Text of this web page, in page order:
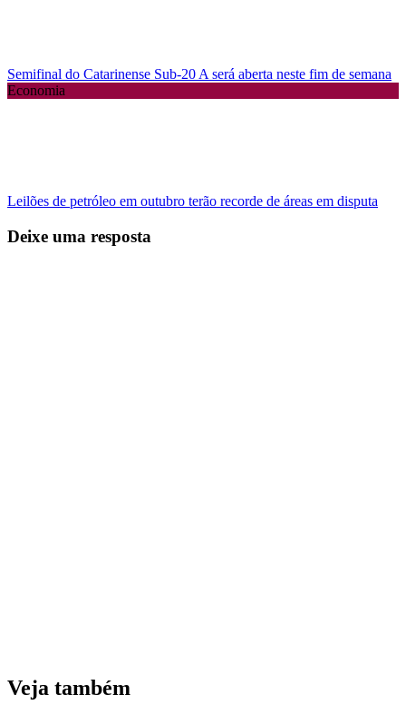
Semifinal do Catarinense Sub-20 A será aberta neste fim de semana
Economia
Leilões de petróleo em outubro terão recorde de áreas em disputa
Deixe uma resposta
Veja também